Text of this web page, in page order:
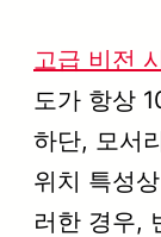
고급 비전
도가 항상
하단, 모서
위치 특성
러한 경우,